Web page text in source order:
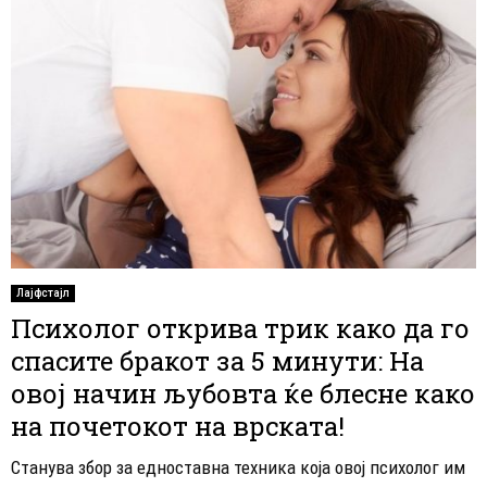
Лајфстајл
Психолог открива трик како да го
спасите бракот за 5 минути: На
овој начин љубовта ќе блесне како
на почетокот на врската!
Станува збор за едноставна техника која овој психолог им